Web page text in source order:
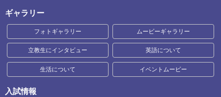
ギャラリー
フォトギャラリー ムービーギャラリー
立教生にインタビュー 英語について
生活について イベントムービー
入試情報